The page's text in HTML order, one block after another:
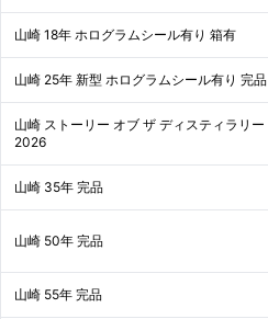
山崎 18年 ホログラムシール有り 箱有
山崎 25年 新型 ホログラムシール有り 完品
山崎 ストーリー オブ ザ ディスティラリー
2026
山崎 35年 完品
山崎 50年 完品
山崎 55年 完品